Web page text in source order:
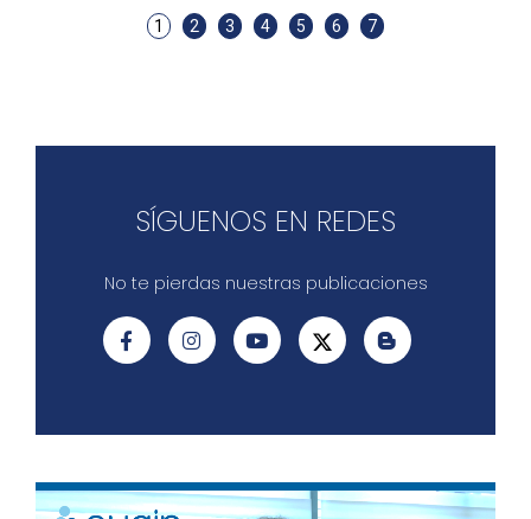
1 2 3 4 5 6 7
SÍGUENOS EN REDES
No te pierdas nuestras publicaciones